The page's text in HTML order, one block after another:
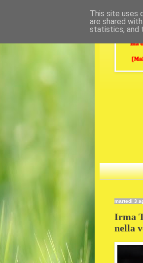
martedì 3
Irma
nella
This site uses
are shared
statistics, and